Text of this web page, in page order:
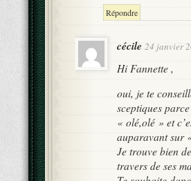
Répondre
cécile 24 janvier
Hi Fannette ,
oui, je te
sceptiques
« olé,olé » et
auparavant sur
Je trouve bien
travers de ses